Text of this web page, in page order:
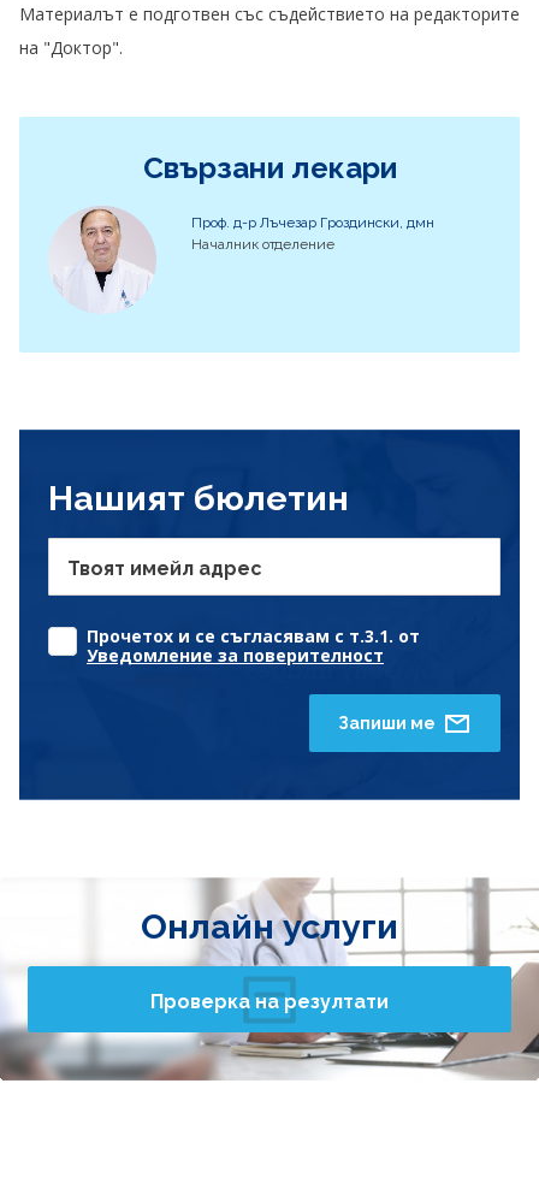
Материалът е подготвен със съдействието на редакторите
на "Доктор".
Свързани лекари
Проф. д-р Лъчезар Гроздински, дмн
Началник отделение
Нашият бюлетин
Твоят имейл адрес
Прочетох и се съгласявам с т.3.1. от
Уведомление за поверителност
Запиши ме
Онлайн услуги
Проверка на резултати